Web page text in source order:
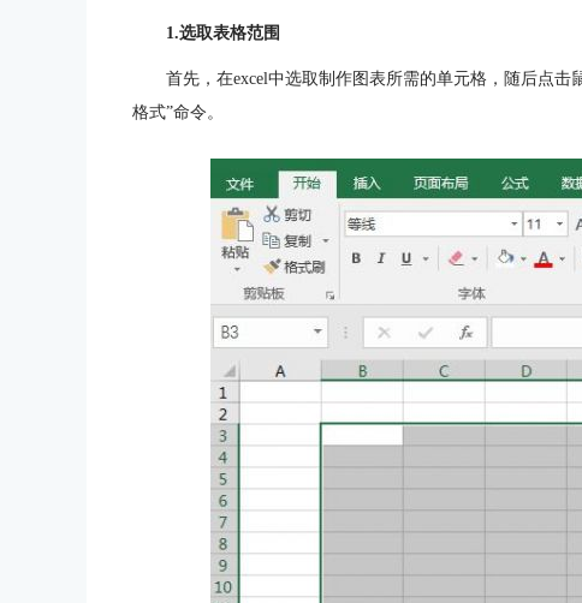
1.选取表格范围
首先，在excel中选取制作图表所需的单元格，随后点
格式”命令。